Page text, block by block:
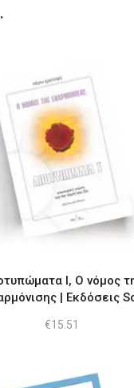
Ι, Ο νόμος
| Εκδόσεις
€15.51